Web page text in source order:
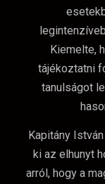
Kiemelte,
tájékoztatni
tanulságot
Kapitány
ki az elhunyt
arról, hogy a